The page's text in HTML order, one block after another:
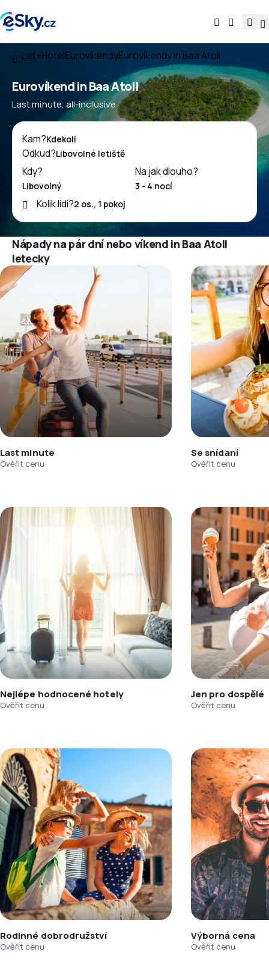
Let+HotelEurovíkendyEurovíkendy in Baa Atoll
Eurovíkend in Baa Atoll
Last minute, all-inclusive
Kam?
Odkud?
Kdy?
Na jak dlouho?
Kolik lidí?
Nápady na pár dní nebo víkend in Baa Atoll
letecky
Last minute
Ověřit cenu
Se snídaní
Ověřit cenu
Nejlépe hodnocené hotely
Ověřit cenu
Jen pro dospělé
Ověřit cenu
Rodinné dobrodružství
Ověřit cenu
Výborná cena
Ověřit cenu